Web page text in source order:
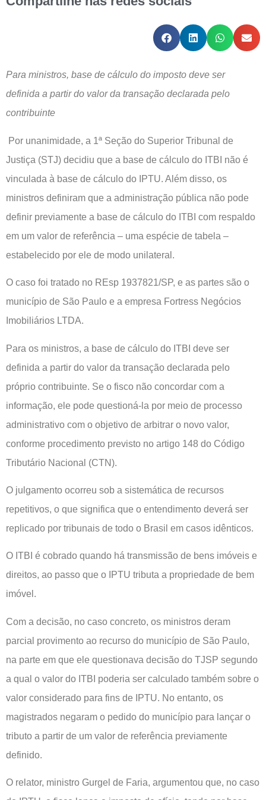
Para ministros, base de cálculo do imposto deve ser
definida a partir do valor da transação declarada pelo
contribuinte
Por unanimidade, a 1ª Seção do Superior Tribunal de
Justiça (STJ) decidiu que a base de cálculo do ITBI não é
vinculada à base de cálculo do IPTU. Além disso, os
ministros definiram que a administração pública não pode
definir previamente a base de cálculo do ITBI com respaldo
em um valor de referência – uma espécie de tabela –
estabelecido por ele de modo unilateral.
O caso foi tratado no REsp 1937821/SP, e as partes são o
município de São Paulo e a empresa Fortress Negócios
Imobiliários LTDA.
Para os ministros, a base de cálculo do ITBI deve ser
definida a partir do valor da transação declarada pelo
próprio contribuinte. Se o fisco não concordar com a
informação, ele pode questioná-la por meio de processo
administrativo com o objetivo de arbitrar o novo valor,
conforme procedimento previsto no artigo 148 do Código
Tributário Nacional (CTN).
O julgamento ocorreu sob a sistemática de recursos
repetitivos, o que significa que o entendimento deverá ser
replicado por tribunais de todo o Brasil em casos idênticos.
O ITBI é cobrado quando há transmissão de bens imóveis e
direitos, ao passo que o IPTU tributa a propriedade de bem
imóvel.
Com a decisão, no caso concreto, os ministros deram
parcial provimento ao recurso do município de São Paulo,
na parte em que ele questionava decisão do TJSP segundo
a qual o valor do ITBI poderia ser calculado também sobre o
valor considerado para fins de IPTU. No entanto, os
magistrados negaram o pedido do município para lançar o
tributo a partir de um valor de referência previamente
definido.
O relator, ministro Gurgel de Faria, argumentou que, no caso